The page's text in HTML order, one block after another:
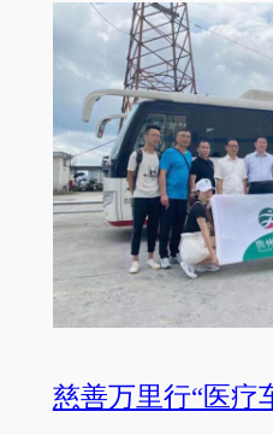
慈善万里行“医疗